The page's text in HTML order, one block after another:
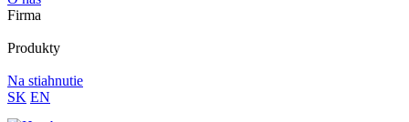
Firma
Produkty
Na stiahnutie
SK EN